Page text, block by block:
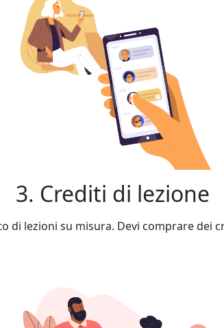
3. Crediti di lezione
di lezioni su misura. Devi comprare dei